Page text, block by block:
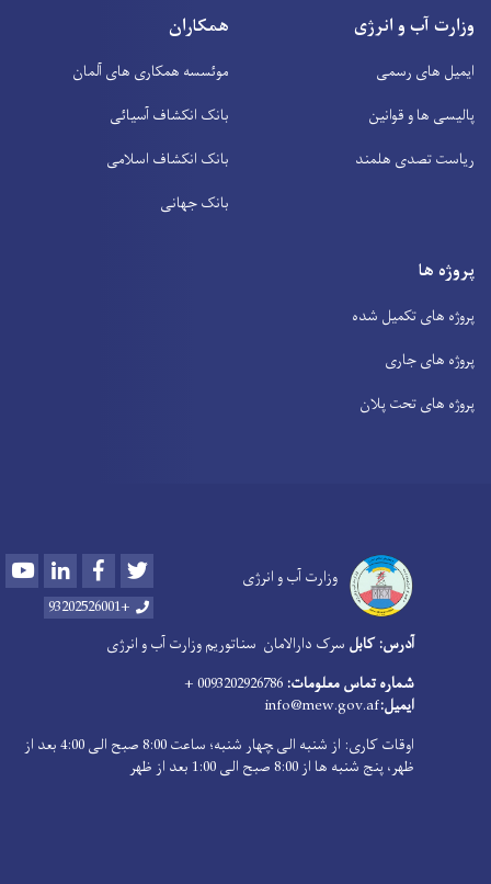
وزارت آب و انرژی
ایمیل های رسمی
پالیسی ها و قوانین
ریاست تصدی هلمند
همکاران
موئسسه همکاری های آلمان
بانک انکشاف آسیائی
بانک انکشاف اسلامی
بانک جهانی
پروژه ها
پروژه های تکمیل شده
پروژه های جاری
پروژه های تحت پلان
وزارت آب و انرژی YoutubeLinkedInFacebook
+93202526001
آدرس: کابل سرک دارالامان سناتوریم وزارت آب و انرژی
شماره تماس معلومات:
ایمیل:info@mew.gov.af
اوقات کاری: از شنبه الی ‍چهار شنبه؛ ساعت 8:00 صبح الی 4:00 بعد از
ظهر، پنج شنبه ها از 8:00 صبح الی 1:00 بعد از ظهر